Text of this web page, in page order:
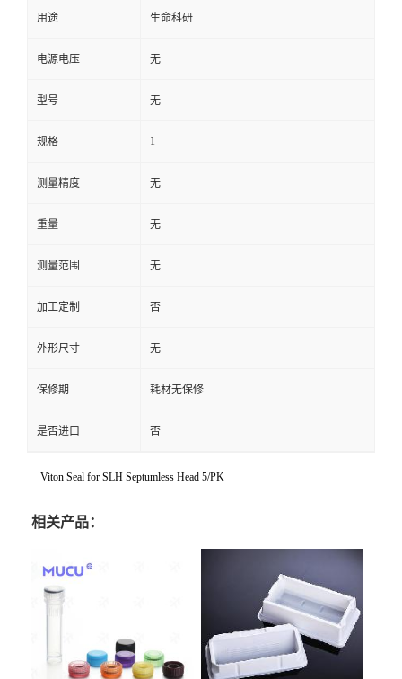
用途 生命科研
电源电压 无
型号 无
规格 1
测量精度 无
重量 无
测量范围 无
加工定制 否
外形尺寸 无
保修期 耗材无保修
是否进口 否
Viton Seal for SLH Septumless Head 5/PK
相关产品：